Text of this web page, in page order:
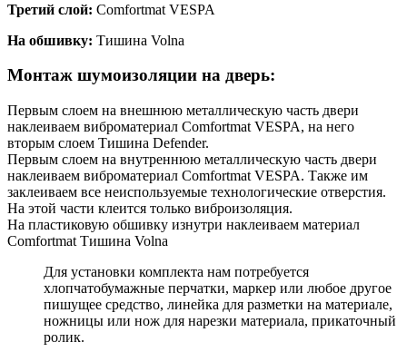
Третий слой: Comfortmat VESPA
На обшивку: Тишина Volna
Монтаж шумоизоляции на дверь:
Первым слоем на внешнюю металлическую часть двери
наклеиваем виброматериал Comfortmat VESPA, на него
вторым слоем Тишина Defender.
Первым слоем на внутреннюю металлическую часть двери
наклеиваем виброматериал Comfortmat VESPA. Также им
заклеиваем все неиспользуемые технологические отверстия.
На этой части клеится только виброизоляция.
На пластиковую обшивку изнутри наклеиваем материал
Comfortmat Тишина Volna
Для установки комплекта нам потребуется
хлопчатобумажные перчатки, маркер или любое другое
пишущее средство, линейка для разметки на материале,
ножницы или нож для нарезки материала, прикаточный
ролик.